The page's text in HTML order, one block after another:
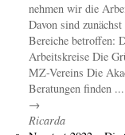
nehmen wir die
Davon sind
Bereiche betroffen:
Arbeitskreise Die
MZ-Vereins Die
Beratungen finden
→
Ricarda